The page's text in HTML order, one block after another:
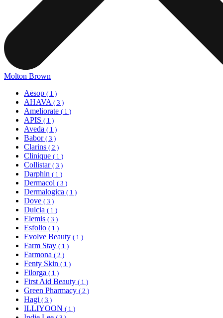
Molton Brown
Aēsop ( 1 )
AHAVA ( 3 )
Ameliorate ( 1 )
APIS ( 1 )
Aveda ( 1 )
Babor ( 3 )
Clarins ( 2 )
Clinique ( 1 )
Collistar ( 3 )
Darphin ( 1 )
Dermacol ( 3 )
Dermalogica ( 1 )
Dove ( 3 )
Dulcia ( 1 )
Elemis ( 3 )
Esfolio ( 1 )
Evolve Beauty ( 1 )
Farm Stay ( 1 )
Farmona ( 2 )
Fenty Skin ( 1 )
Filorga ( 1 )
First Aid Beauty ( 1 )
Green Pharmacy ( 2 )
Hagi ( 3 )
ILLIYOON ( 1 )